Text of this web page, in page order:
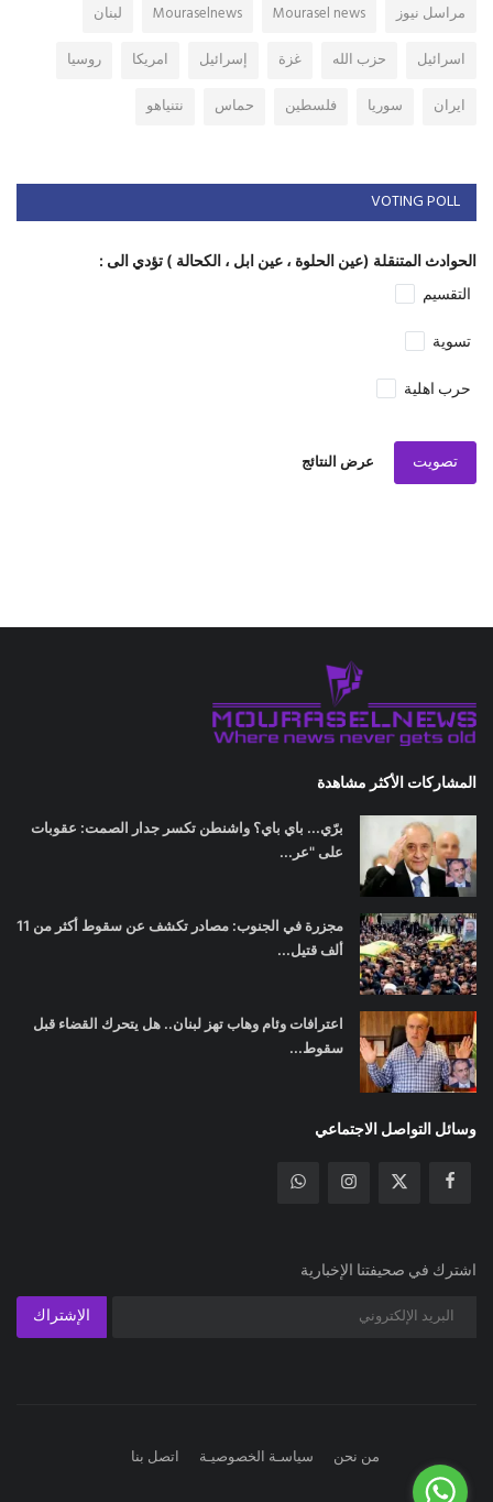
مراسل نيوز Mourasel news
Mouraselnews
لبنان
اسرائيل
حزب الله غزة إسرائيل امريكا
روسيا
ايران
سوريا فلسطين حماس نتنياهو
VOTING POLL
الحوادث المتنقلة (عين الحلوة ، عين ابل ، الكحالة ) تؤدي الى :
التقسيم
تسوية
حرب اهلية
تصويت عرض النتائج
المشاركات الأكثر مشاهدة
برّي... باي باي؟ واشنطن تكسر جدار الصمت: عقوبات
على "عر...
مجزرة في الجنوب: مصادر تكشف عن سقوط أكثر من 11
ألف قتيل...
اعترافات وئام وهاب تهز لبنان.. هل يتحرك القضاء قبل
سقوط...
وسائل التواصل الاجتماعي
اشترك في صحيفتنا الإخبارية
الإشتراك
من نحن سياسـة الخصوصيـة اتصل بنا